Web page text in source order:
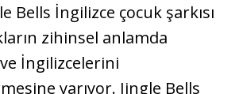
Bells İngilizce çocuk şarkısı
zihinsel anlamda
İngilizcelerini
yarıyor. Jingle Bells